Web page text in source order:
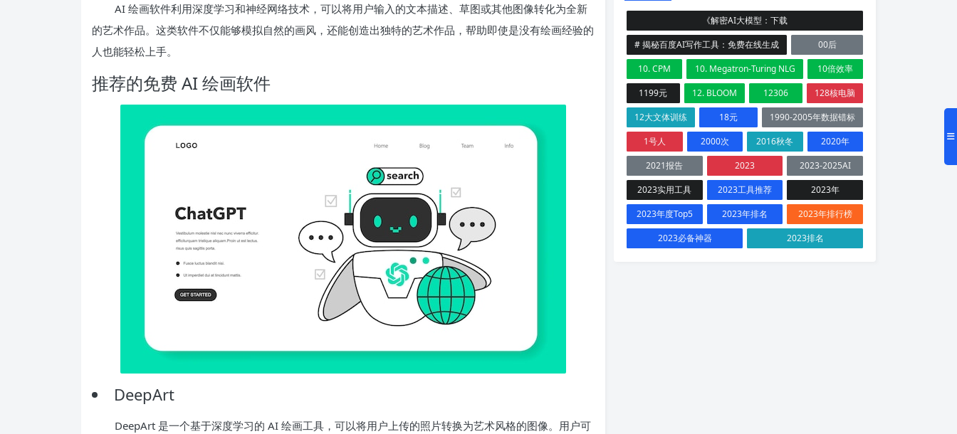
AI 绘画软件利用深度学习和神经网络技术，可以将用户输入的文本描述、草图或其他图像转化为全新
的艺术作品。这类软件不仅能够模拟自然的画风，还能创造出独特的艺术作品，帮助即使是没有绘画经验的
人也能轻松上手。
推荐的免费 AI 绘画软件
DeepArt
DeepArt 是一个基于深度学习的 AI 绘画工具，可以将用户上传的照片转换为艺术风格的图像。用户可
《解密AI大模型：下载
# 揭秘百度AI写作工具：免费在线生成
00后
10. CPM
10. Megatron-Turing NLG
10倍效率
1199元
12. BLOOM 12306
128核电脑
12大文体训练
18元
1990-2005年数据错标
1号人
2000次 2016秋冬
2020年
2021报告
2023
2023-2025AI
2023实用工具
2023工具推荐
2023年
2023年度Top5
2023年排名
2023年排行榜
2023必备神器
2023排名